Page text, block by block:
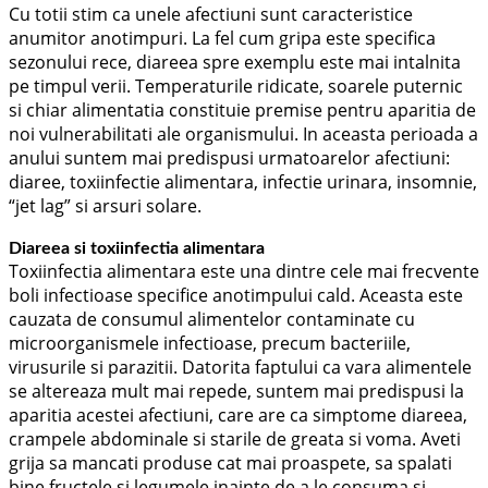
Cu totii stim ca unele afectiuni sunt caracteristice
anumitor anotimpuri. La fel cum gripa este specifica
sezonului rece, diareea spre exemplu este mai intalnita
pe timpul verii. Temperaturile ridicate, soarele puternic
si chiar alimentatia constituie premise pentru aparitia de
noi vulnerabilitati ale organismului. In aceasta perioada a
anului suntem mai predispusi urmatoarelor afectiuni:
diaree, toxiinfectie alimentara, infectie urinara, insomnie,
“jet lag” si arsuri solare.
Diareea si toxiinfectia alimentara
Toxiinfectia alimentara este una dintre cele mai frecvente
boli infectioase specifice anotimpului cald. Aceasta este
cauzata de consumul alimentelor contaminate cu
microorganismele infectioase, precum bacteriile,
virusurile si parazitii. Datorita faptului ca vara alimentele
se altereaza mult mai repede, suntem mai predispusi la
aparitia acestei afectiuni, care are ca simptome diareea,
crampele abdominale si starile de greata si voma. Aveti
grija sa mancati produse cat mai proaspete, sa spalati